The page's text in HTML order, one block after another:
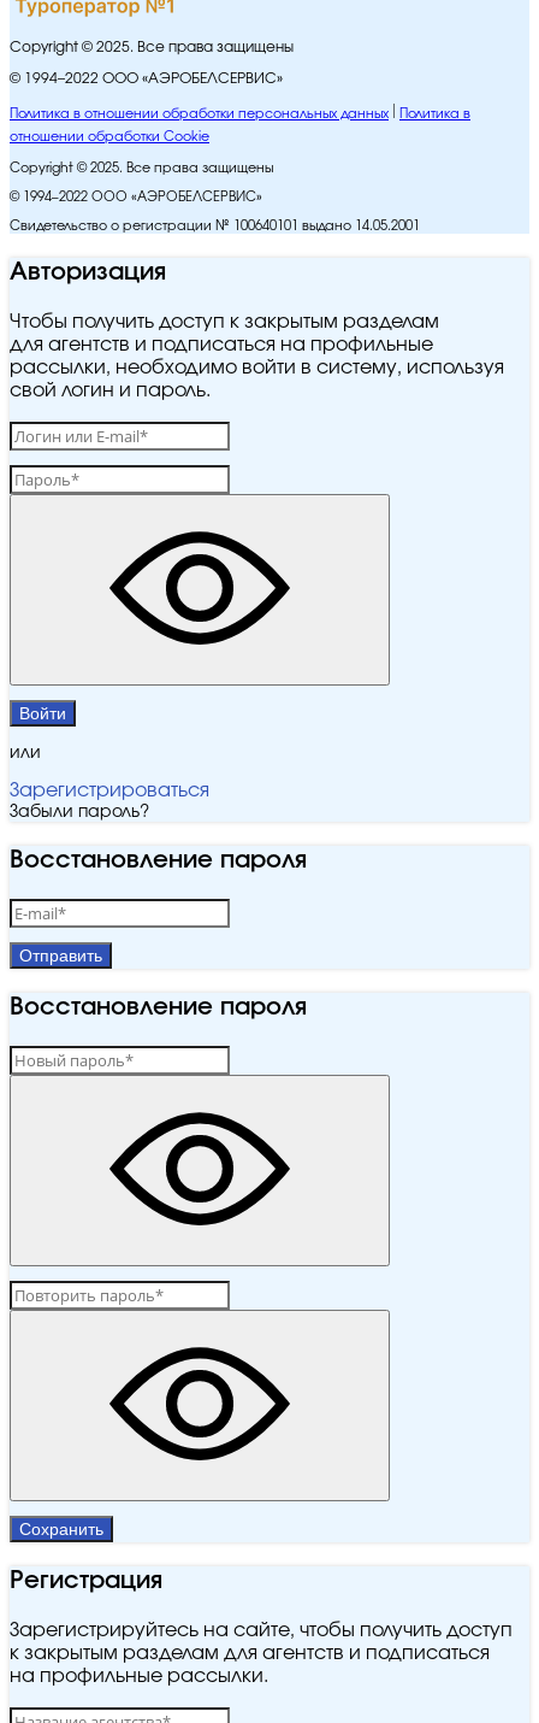
Copyright © 2025. Все права защищены
© 1994–2022 ООО «АЭРОБЕЛСЕРВИС»
Политика в отношении обработки персональных данных
Политика в
отношении обработки Cookie
Copyright © 2025. Все права защищены
© 1994–2022 ООО «АЭРОБЕЛСЕРВИС»
Свидетельство о регистрации № 100640101 выдано 14.05.2001
Авторизация
Чтобы получить доступ к закрытым разделам
для агентств и подписаться на профильные
рассылки, необходимо войти в систему, используя
свой логин и пароль.
Войти
или
Зарегистрироваться
Забыли пароль?
Восстановление пароля
Отправить
Восстановление пароля
Сохранить
Регистрация
Зарегистрируйтесь на сайте, чтобы получить доступ
к закрытым разделам для агентств и подписаться
на профильные рассылки.